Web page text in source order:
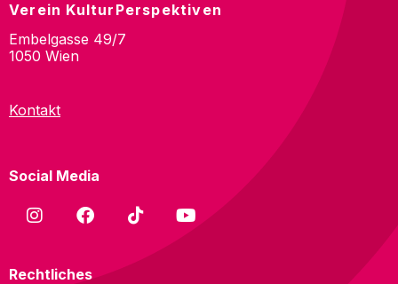
Verein KulturPerspektiven
Embelgasse 49/7
1050 Wien
Kontakt
Social Media
Rechtliches